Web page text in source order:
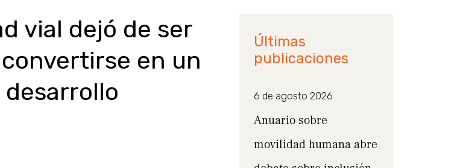
vial dejó de ser
en un
Últimas
publicaciones
6 de agosto 2026
Anuario sobre
movilidad humana abre